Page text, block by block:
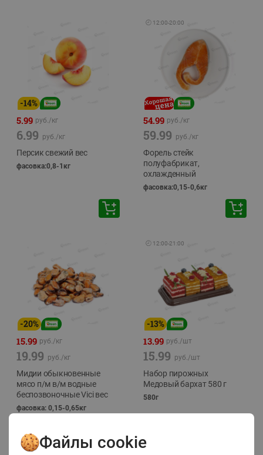
-14%
5.99 руб./кг
6.99 руб./кг
Персик свежий вес
фасовка:0,8-1кг
🕘 12:00-20:00
54.99 руб./кг
59.99 руб./кг
Форель стейк
полуфабрикат,
охлажденный
фасовка:0,15-0,6кг
-20%
15.99 руб./кг
19.99 руб./кг
Мидии обыкновенные
мясо п/м в/м водные
беспозвоночные Vici вес
фасовка: 0,15-0,65кг
🕘 12:00-21:00
-13%
13.99 руб./шт
15.99 руб./шт
Набор пирожных
Медовый бархат 580 г
580г
Файлы cookie